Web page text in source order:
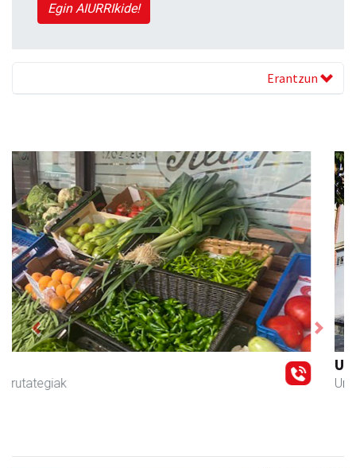
Egin AIURRIkide!
Erantzun
Urnieta - Euskaltegiak
Previous Next